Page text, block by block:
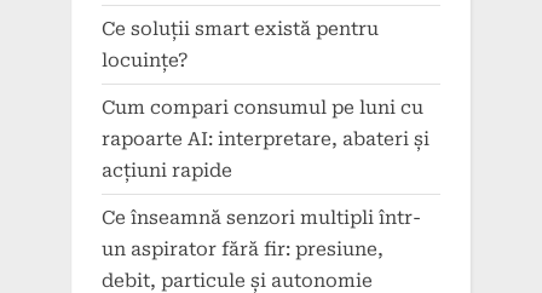
Ce soluții smart există pentru
locuințe?
Cum compari consumul pe luni cu
rapoarte AI: interpretare, abateri și
acțiuni rapide
Ce înseamnă senzori multipli într-
un aspirator fără fir: presiune,
debit, particule și autonomie